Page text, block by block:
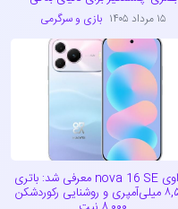
۱۵ مرداد ۱۴۰۵ بازی و سرگرمی
هواوی nova 16 SE معرفی شد: باتری
۸,۵۰۰ میلی‌آمپری و روشنایی رکوردشکن